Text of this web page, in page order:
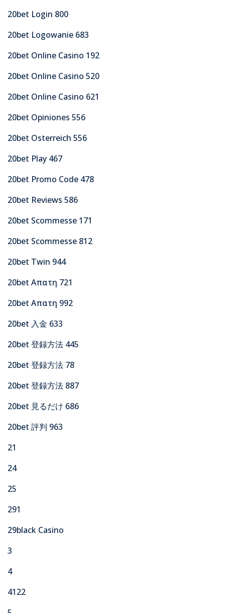
20bet Login 800
20bet Logowanie 683
20bet Online Casino 192
20bet Online Casino 520
20bet Online Casino 621
20bet Opiniones 556
20bet Osterreich 556
20bet Play 467
20bet Promo Code 478
20bet Reviews 586
20bet Scommesse 171
20bet Scommesse 812
20bet Twin 944
20bet Απατη 721
20bet Απατη 992
20bet 入金 633
20bet 登録方法 445
20bet 登録方法 78
20bet 登録方法 887
20bet 見るだけ 686
20bet 評判 963
21
24
25
291
29black Casino
3
4
4122